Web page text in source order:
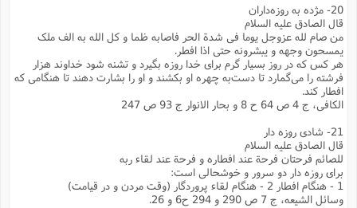
20- مژده به روزه‌داران
قال الصادق علیه السلام
من صام لله عزوجل یوما فی شدة الحر فاصابه ظما و کل الله به الف ملک
یمسحون وجهه و یبشرونه حتی اذا افطر.
هر کس که در روز بسیار گرم برای خدا روزه بگیرد و تشنه شود خداوند هزار
فرشته را می‌گمارد تا دست‌به چهره او بکشند و او را بشارت دهند تا هنگامی که
افطار کند.
الکافی، ج 4 ص 64 ح 8 و بحار الانوار ج 93 ص 247
21- شادی روزه دار
قال الصادق علیه السلام
للصائم فرحتان فرحة عند افطاره و فرحة عند لقاء ربه
برای روزه دار دو سرور و خوشحالی است:
1 - هنگام افطار 2 - هنگام لقاء پروردگار (وقت مردن و در قیامت)
وسائل الشیعه، ج 7 ص 290 و 294 ح‌6 و 26.